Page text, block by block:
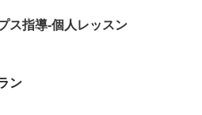
ス指導-個人レッスン
ン